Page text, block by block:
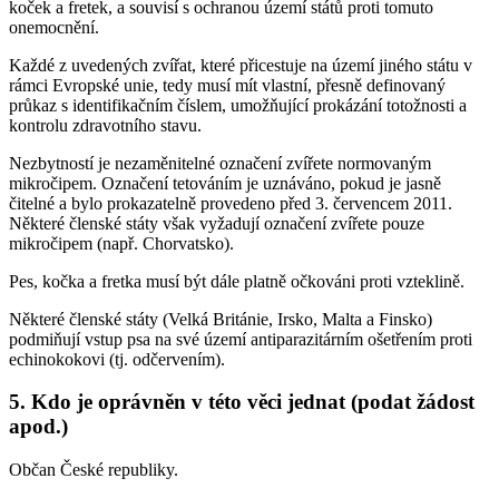
koček a fretek, a souvisí s ochranou území států proti tomuto
onemocnění.
Každé z uvedených zvířat, které přicestuje na území jiného státu v
rámci Evropské unie, tedy musí mít vlastní, přesně definovaný
průkaz s identifikačním číslem, umožňující prokázání totožnosti a
kontrolu zdravotního stavu.
Nezbytností je nezaměnitelné označení zvířete normovaným
mikročipem. Označení tetováním je uznáváno, pokud je jasně
čitelné a bylo prokazatelně provedeno před 3. červencem 2011.
Některé členské státy však vyžadují označení zvířete pouze
mikročipem (např. Chorvatsko).
Pes, kočka a fretka musí být dále platně očkováni proti vzteklině.
Některé členské státy (Velká Británie, Irsko, Malta a Finsko)
podmiňují vstup psa na své území antiparazitárním ošetřením proti
echinokokovi (tj. odčervením).
5. Kdo je oprávněn v této věci jednat (podat žádost
apod.)
Občan České republiky.